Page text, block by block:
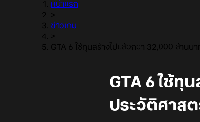
หน้าแรก
>
ข่าวเกม
>
GTA 6 ใช้ทุนสร้างไปแล้วกว่า 32,000 ล้านบ
GTA 6 ใช้ทุ
ประวัติศาส